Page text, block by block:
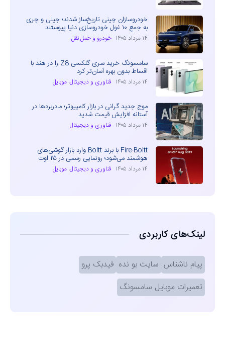
خودروسازان چینی تاریخ‌ساز شدند؛ جیلی و چری
به جمع ۱۰ غول خودروسازی دنیا پیوستند
۱۴ مرداد ۱۴۰۵ خودرو و حمل نقل
سامسونگ خرید سری گلکسی Z8 را در هند با
اقساط بدون بهره آسان‌تر کرد
۱۴ مرداد ۱۴۰۵ فناوری و دیجیتال، موبایل
موج جدید گرانی در بازار کامپیوتر؛ مادربردها در
آستانه افزایش قیمت شدید
۱۴ مرداد ۱۴۰۵ فناوری و دیجیتال
Fire-Boltt با برند Boltt وارد بازار گوشی‌های
هوشمند می‌شود؛ رونمایی رسمی در ۲۵ اوت
۱۴ مرداد ۱۴۰۵ فناوری و دیجیتال، موبایل
لینک‌های کاربردی
پیام ناشناس سایت بو نده فیدبک پرو
تعمیرات موبایل سامسونگ